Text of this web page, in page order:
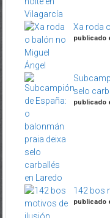
Xa roda
publicado
selo
publicado
142 bos
publicado